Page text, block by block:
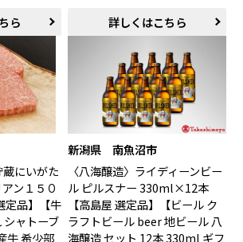
ら 詳しくはこちら
蔵にいがた
ン１５０
定品】【牛
シャトーブ
牛 希少部
新潟県 南魚沼市
〈八海醸造〉ライディーンビー
ル ピルスナー 330ml×12本
【高島屋 選定品】【ビール ク
ラフトビール beer 地ビール 八
海醸造 セット 12本 330ml ギフ